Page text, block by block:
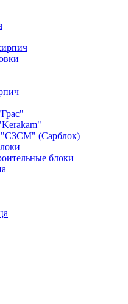
"СЗСМ" (Сарблок)
блоки